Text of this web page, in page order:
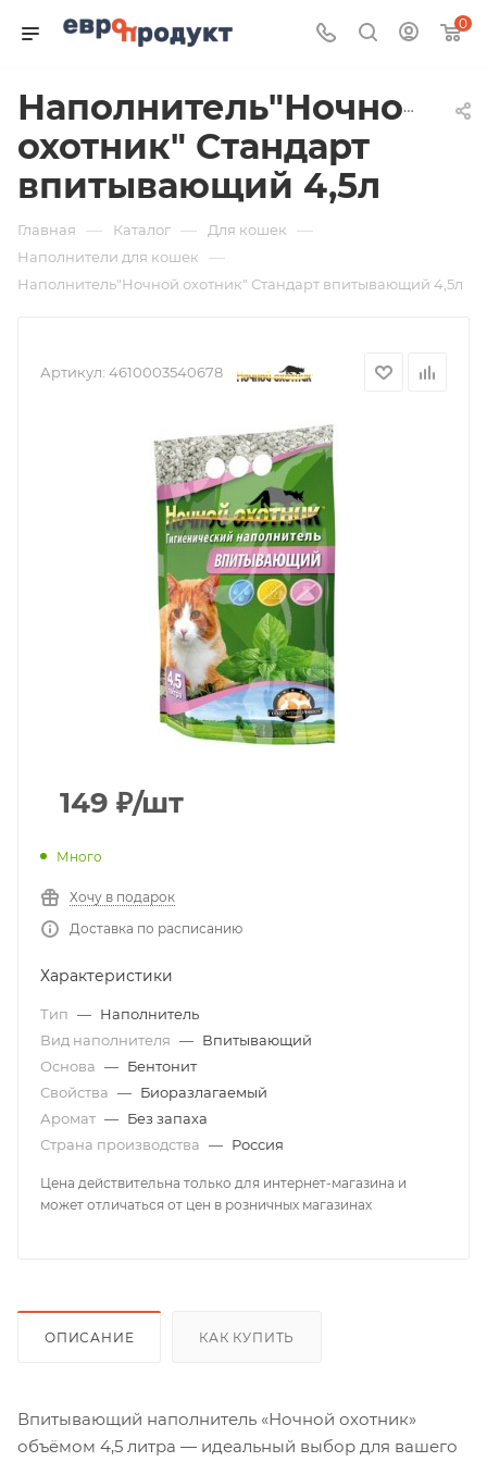
0
Наполнитель"Ночной
охотник" Стандарт
впитывающий 4,5л
Главная — Каталог — Для кошек —
Наполнители для кошек —
Наполнитель"Ночной охотник" Стандарт впитывающий 4,5л
Артикул: 4610003540678
149 ₽/шт
Много
Хочу в подарок
Доставка по расписанию
Характеристики
Тип — Наполнитель
Вид наполнителя — Впитывающий
Основа — Бентонит
Свойства — Биоразлагаемый
Аромат — Без запаха
Страна производства — Россия
Цена действительна только для интернет-магазина и
может отличаться от цен в розничных магазинах
ОПИСАНИЕ КАК КУПИТЬ
Впитывающий наполнитель «Ночной охотник»
объёмом 4,5 литра — идеальный выбор для вашего